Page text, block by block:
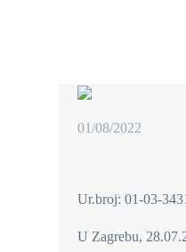
01/08/2022
Ur.broj: 01-03-
U Zagrebu,